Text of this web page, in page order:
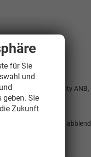
vor dem Fzg., inkl. City
automatisch
für Sie
und
geben. Sie
Zukunft